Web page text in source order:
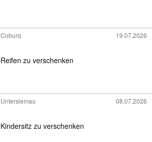
Coburg 19.07.2026
Reifen zu verschenken
Untersiemau 08.07.2026
Kindersitz zu verschenken